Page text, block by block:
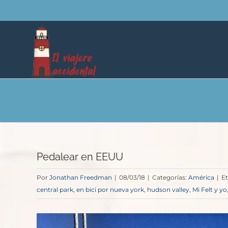
al
contenido
Pedalear en EEUU
Por Jonathan Freedman | 08/03/18 | Categorías: América |
central park, en bici por nueva york, hudson valley, Mi Felt y yo,